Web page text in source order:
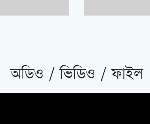
অডিও / ভিডিও / ফাইল